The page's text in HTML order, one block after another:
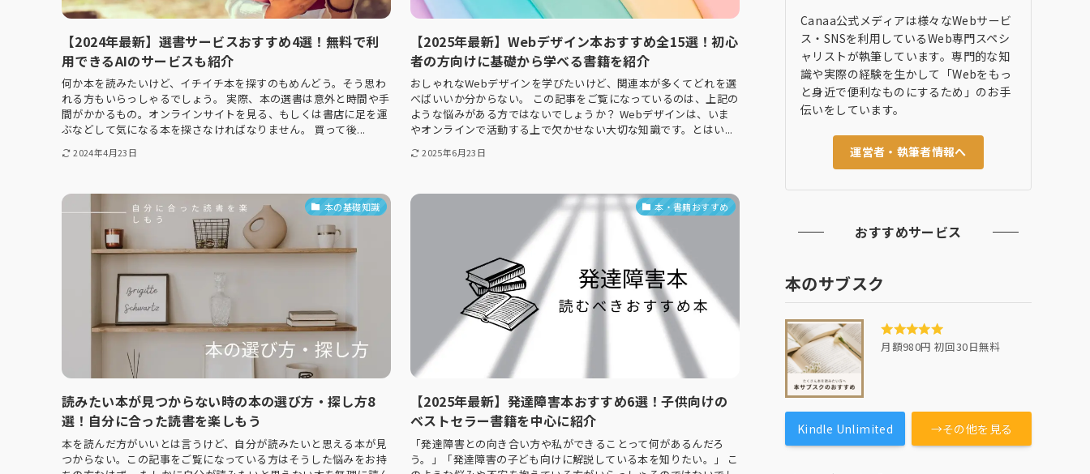
【2024年最新】選書サービスおすすめ4選！無料で利
用できるAIのサービスも紹介
何か本を読みたいけど、イチイチ本を探すのもめんどう。そう思わ
れる方もいらっしゃるでしょう。 実際、本の選書は意外と時間や手
間がかかるもの。オンラインサイトを見る、もしくは書店に足を運
ぶなどして気になる本を探さなければなりません。 買って後...
2024年4月23日
【2025年最新】Webデザイン本おすすめ全15選！初心
者の方向けに基礎から学べる書籍を紹介
おしゃれなWebデザインを学びたいけど、関連本が多くてどれを選
べばいいか分からない。 この記事をご覧になっているのは、上記の
ような悩みがある方ではないでしょうか？ Webデザインは、いま
やオンラインで活動する上で欠かせない大切な知識です。とはい...
2025年6月23日
本の基礎知識
読みたい本が見つからない時の本の選び方・探し方8
選！自分に合った読書を楽しもう
本を読んだ方がいいとは言うけど、自分が読みたいと思える本が見
つからない。この記事をご覧になっている方はそうした悩みをお持
本・書籍おすすめ
【2025年最新】発達障害本おすすめ6選！子供向けの
ベストセラー書籍を中心に紹介
「発達障害との向き合い方や私ができることって何があるんだろ
う。」「発達障害の子ども向けに解説している本を知りたい。」 こ
Canaa公式メディアは様々なWebサービ
ス・SNSを利用しているWeb専門スペシ
ャリストが執筆しています。専門的な知
識や実際の経験を生かして「Webをもっ
と身近で便利なものにするため」のお手
伝いをしています。
運営者・執筆者情報へ
おすすめサービス
本のサブスク
月額980円 初回30日無料
Kindle Unlimited →その他を見る